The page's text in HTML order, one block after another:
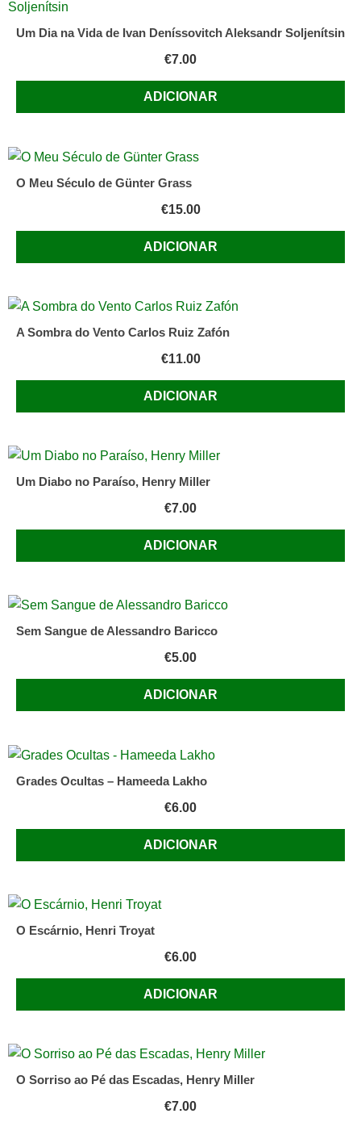
Um Dia na Vida de Ivan Deníssovitch Aleksandr Soljenítsin
€7.00
ADICIONAR
O Meu Século de Günter Grass
€15.00
ADICIONAR
A Sombra do Vento Carlos Ruiz Zafón
€11.00
ADICIONAR
Um Diabo no Paraíso, Henry Miller
€7.00
ADICIONAR
Sem Sangue de Alessandro Baricco
€5.00
ADICIONAR
Grades Ocultas – Hameeda Lakho
€6.00
ADICIONAR
O Escárnio, Henri Troyat
€6.00
ADICIONAR
O Sorriso ao Pé das Escadas, Henry Miller
€7.00